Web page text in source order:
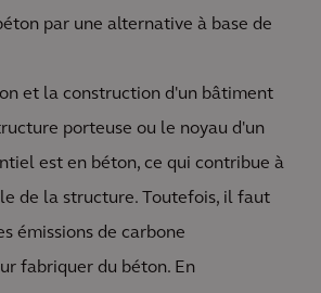
par une alternative à base de
et la construction d'un bâtiment
porteuse ou le noyau d'un
est en béton, ce qui contribue à
de la structure. Toutefois, il faut
émissions de carbone
fabriquer du béton. En